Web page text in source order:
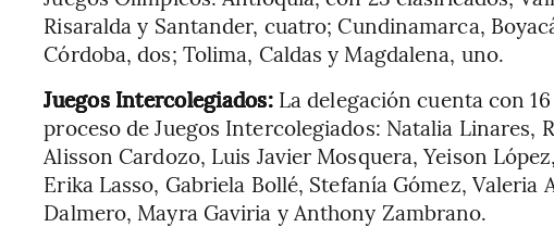
Risaralda y Santander, cuatro; Cundinamarca,
Córdoba, dos; Tolima, Caldas y Magdalena, uno.
Juegos Intercolegiados:La delegación cuenta con
proceso de Juegos Intercolegiados: Natalia Linares,
Alisson Cardozo, Luis Javier Mosquera, Yeison
Erika Lasso, Gabriela Bollé, Stefanía Gómez, Valeria
Dalmero, Mayra Gaviria y Anthony Zambrano.